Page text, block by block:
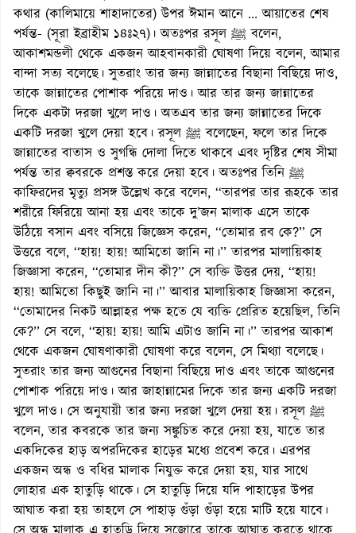
কথার (কালিমায়ে শাহাদাতের) উপর ঈমান আনে ... আয়াতের শেষ
পর্যন্ত- (সূরা ইব্রাহীম ১৪ঃ২৭)। অতঃপর রসূল ﷺ বলেন,
আকাশমন্ডলী থেকে একজন আহবানকারী ঘোষণা দিয়ে বলেন, আমার
বান্দা সত্য বলেছে। সুতরাং তার জন্য জান্নাতের বিছানা বিছিয়ে দাও,
তাকে জান্নাতের পোশাক পরিয়ে দাও। আর তার জন্য জান্নাতের
দিকে একটা দরজা খুলে দাও। অতএব তার জন্য জান্নাতের দিকে
একটি দরজা খুলে দেয়া হবে। রসূল ﷺ বলেছেন, ফলে তার দিকে
জান্নাতের বাতাস ও সুগন্ধি দোলা দিতে থাকবে এবং দৃষ্টির শেষ সীমা
পর্যন্ত তার ক্ববরকে প্রশস্ত করে দেয়া হবে। অতঃপর তিনি ﷺ
কাফিরদের মৃত্যু প্রসঙ্গ উল্লেখ করে বলেন, ‘‘তারপর তার রূহকে তার
শরীরে ফিরিয়ে আনা হয় এবং তাকে দু’জন মালাক এসে তাকে
উঠিয়ে বসান এবং বসিয়ে জিজ্ঞেস করেন, ‘‘তোমার রব কে?’’ সে
উত্তরে বলে, ‘‘হায়! হায়! আমিতো জানি না।’’ তারপর মালায়িকাহ
জিজ্ঞাসা করেন, ‘‘তোমার দীন কী?’’ সে ব্যক্তি উত্তর দেয়, ‘‘হায়!
হায়! আমিতো কিছুই জানি না।’’ আবার মালায়িকাহ জিজ্ঞাসা করেন,
‘‘তোমাদের নিকট আল্লাহর পক্ষ হতে যে ব্যক্তি প্রেরিত হয়েছিল, তিনি
কে?’’ সে বলে, ‘‘হায়! হায়! আমি এটাও জানি না।’’ তারপর আকাশ
থেকে একজন ঘোষণাকারী ঘোষণা করে বলেন, সে মিথ্যা বলেছে।
সুতরাং তার জন্য আগুনের বিছানা বিছিয়ে দাও এবং তাকে আগুনের
পোশাক পরিয়ে দাও। আর জাহান্নামের দিকে তার জন্য একটি দরজা
খুলে দাও। সে অনুযায়ী তার জন্য দরজা খুলে দেয়া হয়। রসূল ﷺ
বলেন, তার কবরকে তার জন্য সঙ্কুচিত করে দেয়া হয়, যাতে তার
একদিকের হাড় অপরদিকের হাড়ের মধ্যে প্রবেশ করে। এরপর
একজন অন্ধ ও বধির মালাক নিযুক্ত করে দেয়া হয়, যার সাথে
লোহার এক হাতুড়ি থাকে। সে হাতুড়ি দিয়ে যদি পাহাড়ের উপর
আঘাত করা হয় তাহলে সে পাহাড় গুঁড়া গুঁড়া হয়ে মাটি হয়ে যাবে।